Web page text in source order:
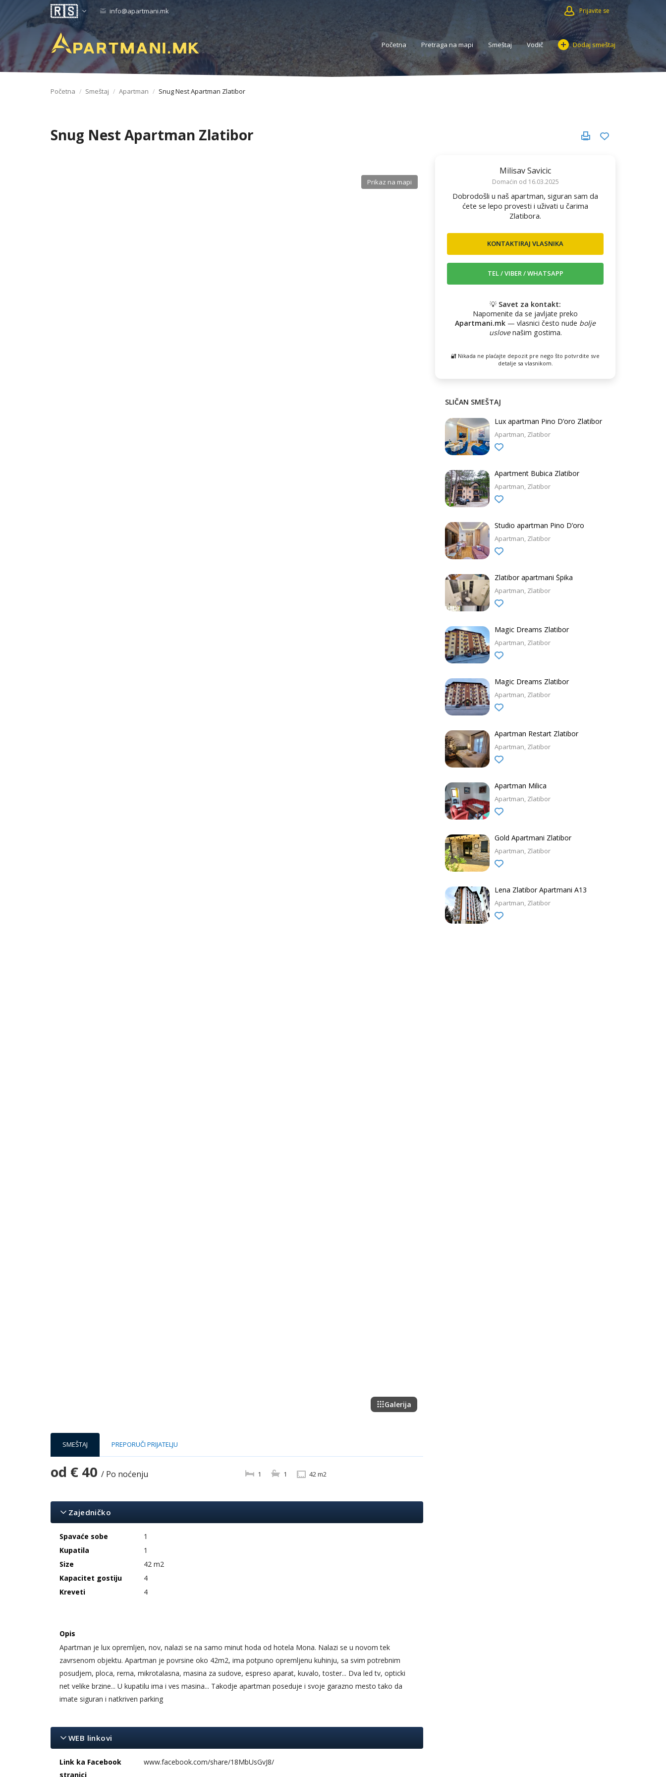
info@apartmani.mk Prijavite se
Početna Pretraga na mapi Smeštaj Vodič Dodaj smeštaj
Početna Smeštaj Apartman Snug Nest Apartman Zlatibor
Snug Nest Apartman Zlatibor
Milisav Savicic
Domaćin od 16.03.2025
Dobrodošli u naš apartman, siguran sam da
ćete se lepo provesti i uživati u čarima
Zlatibora.
💡 Savet za kontakt:
Napomenite da se javljate preko
Apartmani.mk — vlasnici često nude bolje
uslovenašim gostima.
🔐 Nikada ne plaćajte depozit pre nego što potvrdite sve
detalje sa vlasnikom.
SLIČAN SMEŠTAJ
Lux apartman Pino D’oro Zlatibor
Apartman Zlatibor
Apartment Bubica Zlatibor
Apartman Zlatibor
Studio apartman Pino D’oro
Apartman Zlatibor
Zlatibor apartmani Špika
Apartman Zlatibor
Magic Dreams Zlatibor
Apartman Zlatibor
Magic Dreams Zlatibor
Apartman Zlatibor
Apartman Restart Zlatibor
Apartman Zlatibor
Apartman Milica
Apartman Zlatibor
Gold Apartmani Zlatibor
Apartman Zlatibor
Lena Zlatibor Apartmani A13
Apartman Zlatibor
Galerija
Prikaz na mapi
SMEŠTAJ PREPORUČI PRIJATELJU
od € 40 / Po noćenju 1 1 42 m2
Zajedničko
Spavaće sobe
1
Kupatila
1
Size
42 m2
Kapacitet gostiju
4
Kreveti
4
Opis
Apartman je lux opremljen, nov, nalazi se na samo minut hoda od hotela Mona. Nalazi se u novom tek
zavrsenom objektu. Apartman je povrsine oko 42m2, ima potpuno opremljenu kuhinju, sa svim potrebnim
posudjem, ploca, rerna, mikrotalasna, masina za sudove, espreso aparat, kuvalo, toster... Dva led tv, opticki
net velike brzine... U kupatilu ima i ves masina... Takodje apartman poseduje i svoje garazno mesto tako da
imate siguran i natkriven parking
WEB linkovi
Link ka Facebook
stranici
www.facebook.com/share/18MbUsGvJ8/